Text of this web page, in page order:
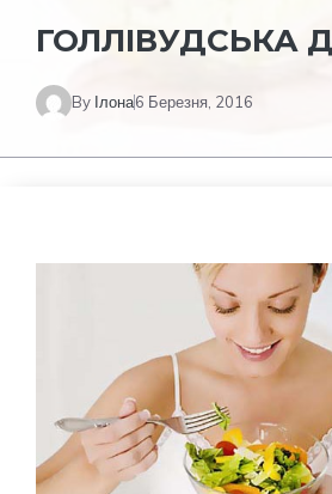
ГОЛЛІВУДСЬКА
By Ілона6 Березня, 2016